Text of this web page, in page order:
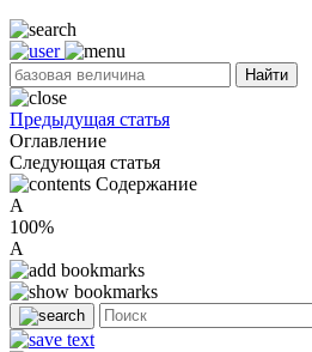
Найти
Предыдущая статья
Оглавление
Следующая статья
Содержание
A
100%
A